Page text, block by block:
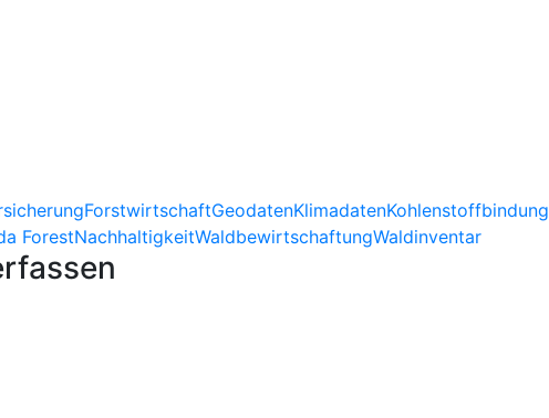
ForstwirtschaftGeodatenKlimadatenKohlenstoffbindung
ForestNachhaltigkeitWaldbewirtschaftungWaldinventar